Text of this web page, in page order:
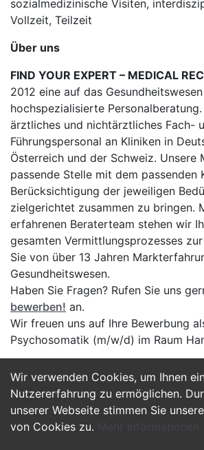
Wir verwenden Cookies, um Ihnen
Nutzererfahrung zu ermöglichen.
unserer Webseite stimmen Sie
von Cookies zu. Mehr Informationen
sozialmedizinische Visiten,
Vollzeit, Teilzeit
Über uns
FIND YOUR EXPERT – MEDICAL
2012 eine auf das Gesundheitswesen
hochspezialisierte
ärztliches und nichtärztliches Fach-
Führungspersonal an Kliniken in
Österreich und der Schweiz. Unsere
passende Stelle mit dem passenden
Berücksichtigung der jeweiligen
zielgerichtet zusammen zu bringen.
erfahrenen Beraterteam stehen wir
gesamten Vermittlungsprozesses
Sie von über 13 Jahren
Gesundheitswesen.
Haben Sie Fragen? Rufen Sie uns
bewerben! an.
Wir freuen uns auf Ihre Bewerbung
Psychosomatik (m/w/d) im Raum
Jetzt